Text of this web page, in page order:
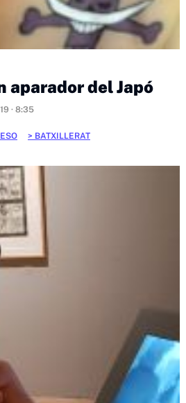
aparador del Japó
· 8:35
BATXILLERAT